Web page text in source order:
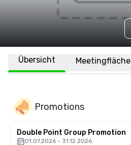
Übersicht Meetingfläche
Promotions
Double Point Group Promotion
01.07.2026 - 31.12.2026